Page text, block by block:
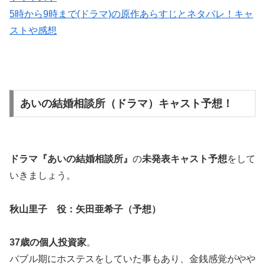
5時から9時まで(ドラマ)の原作あらすじとネタバレ！キャ
ストや感想
あいの結婚相談所（ドラマ）キャスト予想！
ドラマ『あいの結婚相談所』 の未発表キャスト予想をして
いきましょう。
秋山里子 役：矢田亜希子（予想）
37歳の個人投資家。
バブル期にホステスをしていた事もあり、金銭感覚がやや